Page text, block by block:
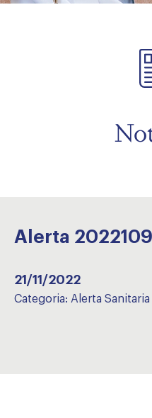
Alerta
21/11/2022
Categoria: Alerta Sanitaria